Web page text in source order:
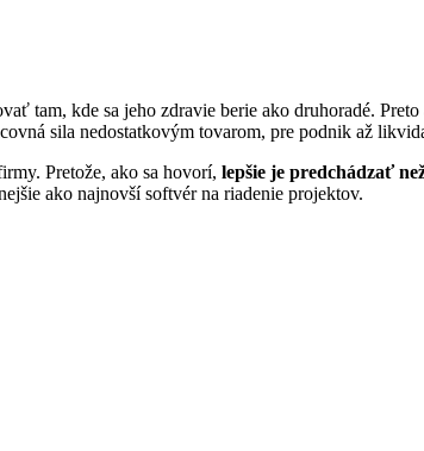
tam, kde sa jeho zdravie berie ako druhoradé. Preto
sila nedostatkovým tovarom, pre podnik až
Pretože, ako sa hovorí, lepšie je predchádzať
ako najnovší softvér na riadenie projektov.